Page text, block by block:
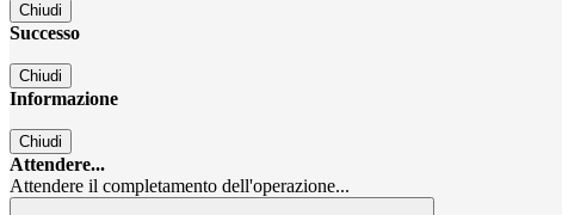
Chiudi
Successo
Chiudi
Informazione
Chiudi
Attendere...
Attendere il completamento dell'operazione...